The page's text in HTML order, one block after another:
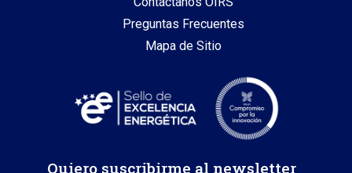
Preguntas Frecuentes
Mapa de Sitio
Quiero suscribirme al newsletter